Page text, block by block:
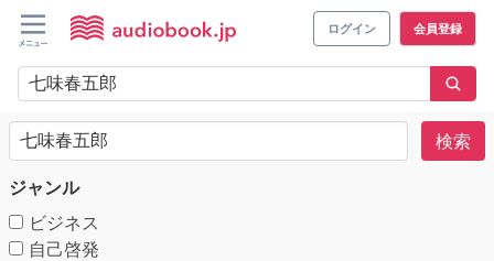
ログイン 会員登録
検索
ジャンル
ビジネス
自己啓発